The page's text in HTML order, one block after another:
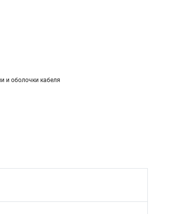
и оболочки кабеля